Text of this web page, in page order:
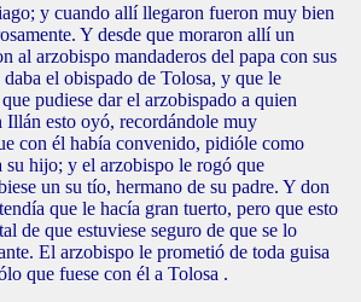
y cuando allí llegaron fueron muy bien
Y desde que moraron allí un
al arzobispo mandaderos del papa con sus
daba el obispado de Tolosa, y que le
pudiese dar el arzobispado a quien
Illán esto oyó, recordándole muy
con él había convenido, pidióle como
su hijo; y el arzobispo le rogó que
un su tío, hermano de su padre. Y don
que le hacía gran tuerto, pero que esto
de que estuviese seguro de que se lo
El arzobispo le prometió de toda guisa
que fuese con él a Tolosa .